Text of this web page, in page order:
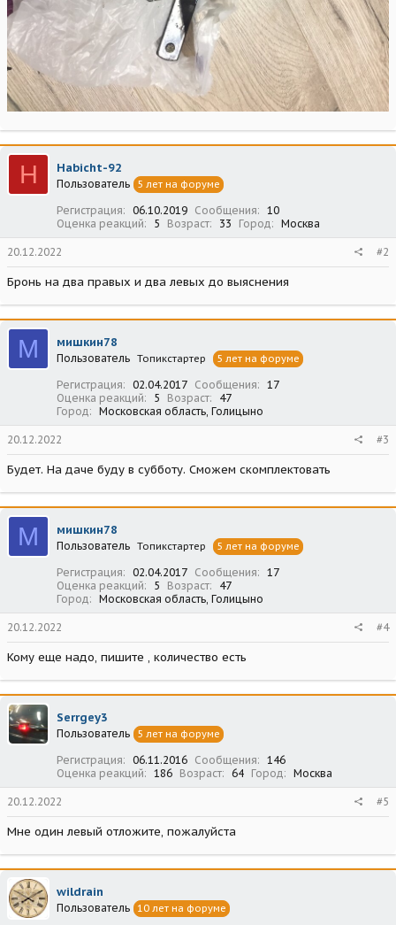
H Habicht-92
Пользователь 5 лет на форуме
Регистрация 06.10.2019 Сообщения
10
Оценка реакций
5 Возраст 33 Город Москва
20.12.2022 #2
Бронь на два правых и два левых до выяснения
М мишкин78
Пользователь Топикстартер 5 лет на форуме
Регистрация 02.04.2017 Сообщения
17
Оценка реакций
5 Возраст
47
Город
Московская область, Голицыно
20.12.2022 #3
Будет. На даче буду в субботу. Сможем скомплектовать
М мишкин78
Пользователь Топикстартер 5 лет на форуме
Регистрация 02.04.2017 Сообщения
17
Оценка реакций
5 Возраст
47
Город
Московская область, Голицыно
20.12.2022 #4
Кому еще надо, пишите , количество есть
Serrgey3
Пользователь 5 лет на форуме
Регистрация 06.11.2016 Сообщения
146
Оценка реакций
186 Возраст 64 Город Москва
20.12.2022 #5
Мне один левый отложите, пожалуйста
wildrain
Пользователь 10 лет на форуме